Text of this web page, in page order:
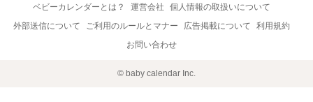
ベビーカレンダーとは？ 運営会社
個人情報の取扱いについて
外部送信について
ご利用のルールとマナー 広告掲載について
利用規約
お問い合わせ
© baby calendar Inc.